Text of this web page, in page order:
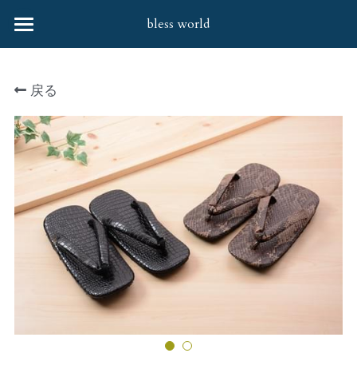
bless world
HOME
会社案内
協力企業様
取扱商品
すべてのカテゴリー
婦人バッグ・笹井源商店
婦人バッグ
お問合せ
社会貢献活動
Q&A
戻る